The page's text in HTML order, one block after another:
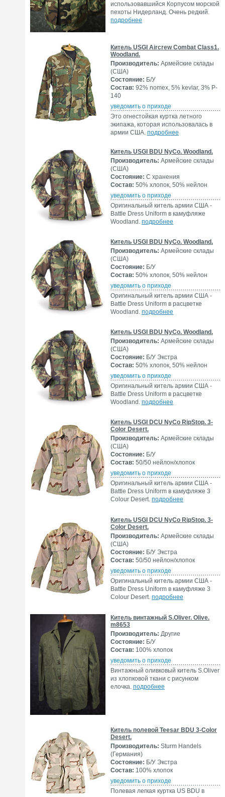
использовавшийся Корпусом морской
пехоты Нидерланд. Очень редкий.
подробнее
Китель USGI Aircrew Combat Class1.
Woodland.
Производитель: Армейские склады
(США)
Состояние: Б/У
Состав: 92% nomex, 5% kevlar, 3% P-
140
уведомить о приходе
Это огнестойкая куртка летного
экипажа, которая использовалась в
армии США. подробнее
Китель USGI BDU NyCo. Woodland.
Производитель: Армейские склады
(США)
Состояние: С хранения
Состав: 50% хлопок, 50% нейлон
уведомить о приходе
Оригинальный китель армии США -
Battle Dress Uniform в камуфляже
Woodland. подробнее
Китель USGI BDU NyCo. Woodland.
Производитель: Армейские склады
(США)
Состояние: Б/У
Состав: 50% хлопок, 50% нейлон
уведомить о приходе
Оригинальный китель армии США -
Battle Dress Uniform в расцветке
Woodland. подробнее
Китель USGI BDU NyCo. Woodland.
Производитель: Армейские склады
(США)
Состояние: Б/У Экстра
Состав: 50% хлопок, 50% нейлон
уведомить о приходе
Оригинальный китель армии США -
Battle Dress Uniform в расцветке
Woodland. подробнее
Китель USGI DCU NyCo RipStop. 3-
Color Desert.
Производитель: Армейские склады
(США)
Состояние: Б/У
Состав: 50/50 нейлон/хлопок
уведомить о приходе
Оригинальный китель армии США -
Battle Dress Uniform в камуфляже 3
Colour Desert. подробнее
Китель USGI DCU NyCo RipStop. 3-
Color Desert.
Производитель: Армейские склады
(США)
Состояние: Б/У Экстра
Состав: 50/50 нейлон/хлопок
уведомить о приходе
Оригинальный китель армии США -
Battle Dress Uniform в камуфляже 3
Colour Desert. подробнее
Китель винтажный S.Oliver. Olive.
m8653
Производитель: Другие
Состояние: Б/У
Состав: 100% хлопок
уведомить о приходе
Винтажный оливковый китель S.Oliver
из хлопковой ткани с рисунком
елочка. подробнее
Китель полевой Teesar BDU 3-Color
Desert.
Производитель: Sturm Handels
(Германия)
Состояние: Б/У Экстра
Состав: 100% хлопок
уведомить о приходе
Полевая легкая куртка US BDU в